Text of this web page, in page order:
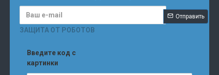
Отправить
ЗАЩИТА ОТ РОБОТОВ
Введите код с
картинки